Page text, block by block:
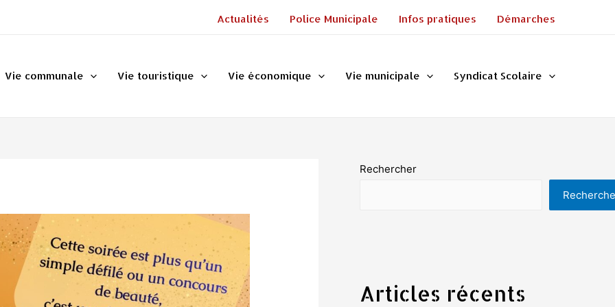
Actualités Police Municipale Infos pratiques Démarches
Vie communale Vie touristique Vie économique Vie municipale Syndicat Scolaire
Rechercher
Articles récents